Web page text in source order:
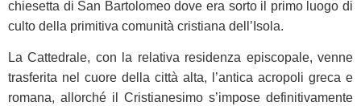
chiesetta di San Bartolomeo dove era sorto il primo luogo di
culto della primitiva comunità cristiana dell’Isola.
La Cattedrale, con la relativa residenza episcopale, venne
trasferita nel cuore della città alta, l’antica acropoli greca e
romana, allorché il Cristianesimo s’impose definitivamente